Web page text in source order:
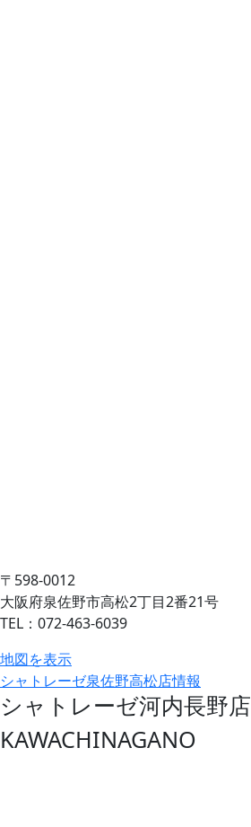
〒598-0012
大阪府泉佐野市高松2丁目2番21号
TEL：072-463-6039
地図を表示
シャトレーゼ泉佐野高松店情報
シャトレーゼ河内長野店
KAWACHINAGANO